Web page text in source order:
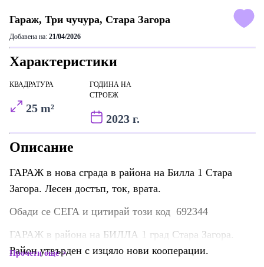
Гараж, Три чучура, Стара Загора
Добавена на: 21/04/2026
Характеристики
КВАДРАТУРА
25 m²
ГОДИНА НА
СТРОЕЖ
2023 г.
Описание
ГАРАЖ в нова сграда в района на Билла 1 Стара
Загора. Лесен достъп, ток, врата.
Обади се СЕГА и цитирай този код 692344
ГАРАЖ в района на БИЛЛА 1 град Стара Загора.
Район утвърден с изцяло нови кооперации.
Прочети още